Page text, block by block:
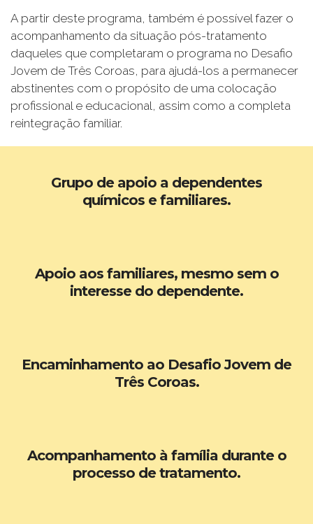
A partir deste programa, também é possível fazer o
acompanhamento da situação pós-tratamento
daqueles que completaram o programa no Desafio
Jovem de Três Coroas, para ajudá-los a permanecer
abstinentes com o propósito de uma colocação
profissional e educacional, assim como a completa
reintegração familiar.
Grupo de apoio a dependentes
químicos e familiares.
Apoio aos familiares, mesmo sem o
interesse do dependente.
Encaminhamento ao Desafio Jovem de
Três Coroas.
Acompanhamento à família durante o
processo de tratamento.